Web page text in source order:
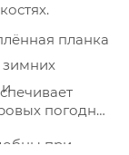
планка
при
зимних
погодных